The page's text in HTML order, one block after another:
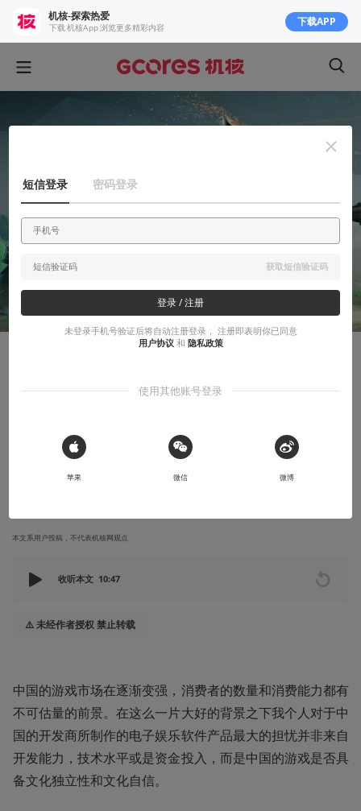
游戏与文娱作品所应有的文化内核：文化独
来自一个刚刚为黑马喽鼓掌然后被某些游戏气到火冒三丈的某人
本文系用户投稿，不代表机核网观点
收听本文 10:47
⚠️ 未经作者授权 禁止转载
中国的游戏市场在逐渐变强，消费者的数量和消费能力都有
不可估量的前景。在这么一片大好的背景之下我个人对于中
国的开发商所制作的电子娱乐软件产品最大的担忧并非来自
开发能力，技术水平或是资金投入，而是中国的游戏是否具
备文化独立性和文化自信。
机核-探索热爱
下载 机核App 浏览更多精彩内容 下载APP
短信登录 密码登录
获取短信验证码
登录 / 注册
未登录手机号验证后将自动注册登录， 注册即表明你已同意
用户协议 和 隐私政策
使用其他账号登录
 Sign in with Apple
苹果 微信 微博